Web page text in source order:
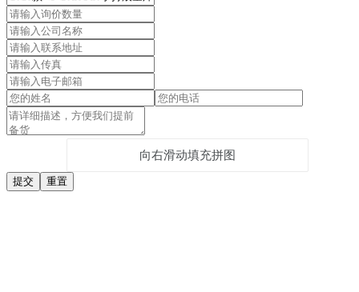
向右滑动填充拼图